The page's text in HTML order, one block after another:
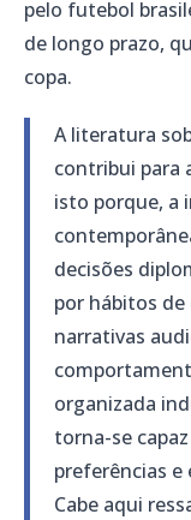
pelo futebol
de longo prazo,
copa.
A literatura
contribui para
isto porque, a
decisões
por hábitos
narrativas
organizada
torna-se
preferências e
Cabe aqui